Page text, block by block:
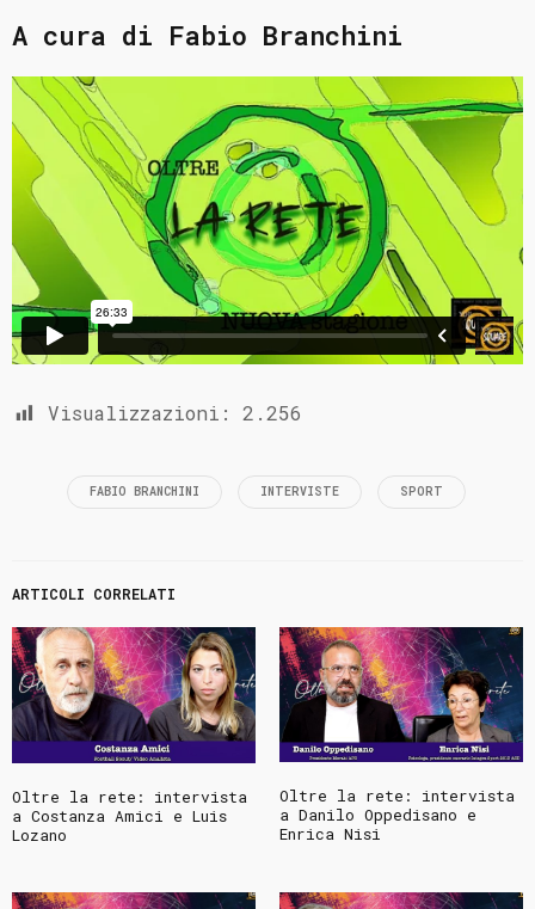
A cura di Fabio Branchini
Visualizzazioni: 2.256
FABIO BRANCHINI INTERVISTE SPORT
ARTICOLI CORRELATI
Oltre la rete: intervista
a Costanza Amici e Luis
Lozano
Oltre la rete: intervista
a Danilo Oppedisano e
Enrica Nisi